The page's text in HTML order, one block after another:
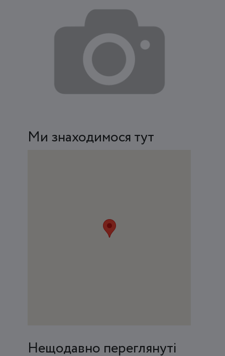
Ми знаходимося тут
Нещодавно переглянуті